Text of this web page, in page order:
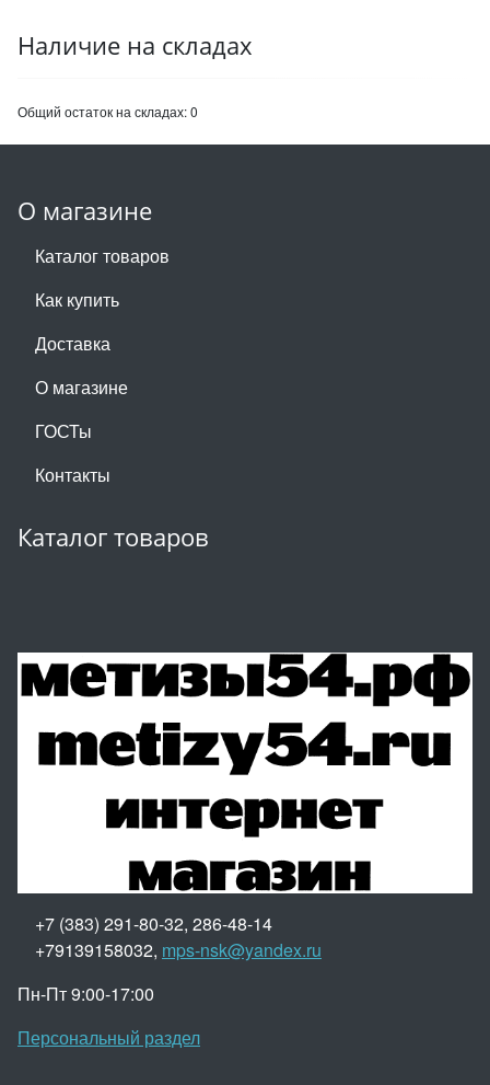
Наличие на складах
Общий остаток на складах:0
О магазине
Каталог товаров
Как купить
Доставка
О магазине
ГОСТы
Контакты
Каталог товаров
+7 (383) 291-80-32, 286-48-14
+79139158032, mps-nsk@yandex.ru
Пн-Пт 9:00-17:00
Персональный раздел